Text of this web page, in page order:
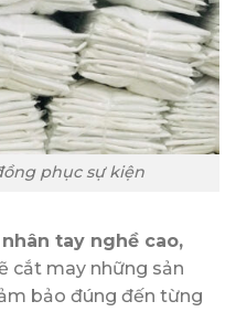
phục sự kiện
tay nghề cao,
cắt may những sản
bảo đúng đến từng